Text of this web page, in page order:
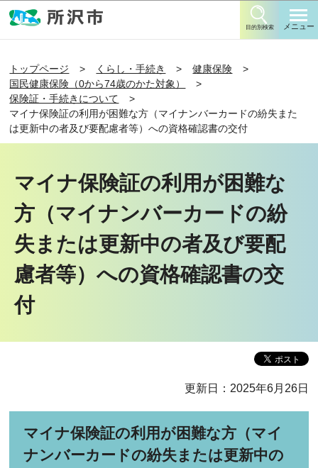
目的別検索 メニュー
トップページ くらし・手続き
健康保険
国民健康保険（0から74歳のかた対象）
保険証・手続きについて
マイナ保険証の利用が困難な方（マイナンバーカードの紛失また
は更新中の者及び要配慮者等）への資格確認書の交付
マイナ保険証の利用が困難な
方（マイナンバーカードの紛
失または更新中の者及び要配
慮者等）への資格確認書の交
付
更新日：2025年6月26日
マイナ保険証の利用が困難な方（マイ
ナンバーカードの紛失または更新中の